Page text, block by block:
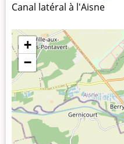
Canal latéral à l'Aisne
+
−